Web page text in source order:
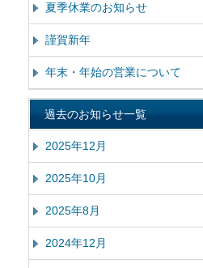
夏季休業のお知らせ
謹賀新年
年末・年始の営業について
過去のお知らせ一覧
2025年12月
2025年10月
2025年8月
2024年12月